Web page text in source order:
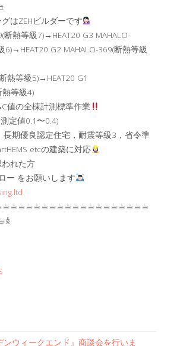
はZEHビルダーです
断熱等級7)→HEAT20 G3 MAHALO-
6)→HEAT20 G2 MAHALO-369(断熱等級
熱等級5)→HEAT20 G1
熱等級4)
値の全棟計測標準作業
定値0.1〜0.4)
長期優良認定住宅，耐震等級3，省令準
etcの建築に対応
れた方
ー をお願いします
ンウィークエンド』商談会を行いま